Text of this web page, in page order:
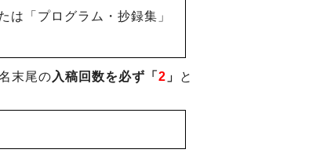
たは「プログラム・抄録集」
末尾の 入稿回数を必ず「 2 」
と